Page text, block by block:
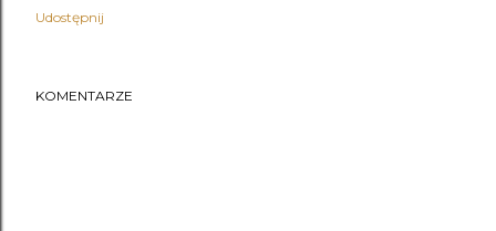
Udostępnij
KOMENTARZE